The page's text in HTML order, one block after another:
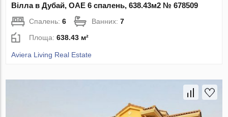
Вілла в Дубай, ОАЕ 6 спалень, 638.43м2 № 678509
Спалень:6 Ванних:7
Площа:638.43 м²
Aviera Living Real Estate